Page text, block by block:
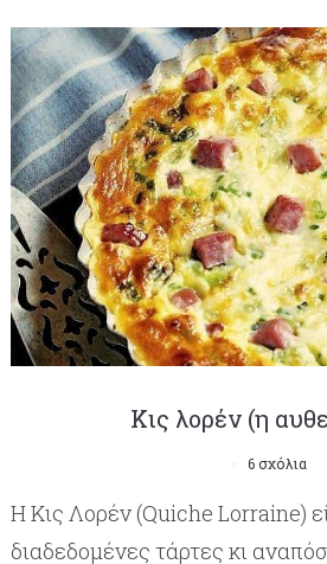
Κις λορέν (η
6 σχόλια
Η Κις Λορέν (Quiche Lorraine)
διαδεδομένες τάρτες κι